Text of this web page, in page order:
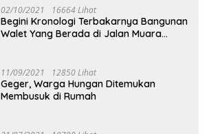
02/10/2021 16664 Lihat
Begini Kronologi Terbakarnya Bangunan
Walet Yang Berada di Jalan Muara
11/09/2021 12850 Lihat
Geger, Warga Hungan Ditemukan
Membusuk di Rumah